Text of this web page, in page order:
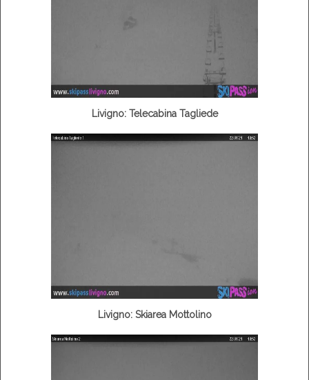
Livigno: Telecabina Tagliede
Livigno: Skiarea Mottolino